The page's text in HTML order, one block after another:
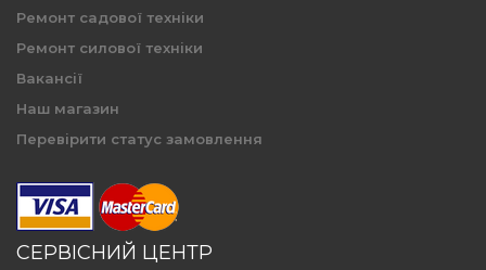
Ремонт садової техніки
Ремонт силової техніки
Вакансії
Наш магазин
Перевірити статус замовлення
СЕРВІСНИЙ ЦЕНТР